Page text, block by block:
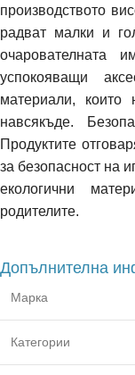
производството
радват малки и
очарователната
успокояващи
материали, които
навсякъде.
Продуктите
за безопасност на
екологични
родителите.
Допълнителна
Марка
Категории